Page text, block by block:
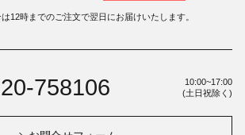
12時までのご注文で翌日にお届けいたします。
758106
10:00~17:00
(土日祝除く)